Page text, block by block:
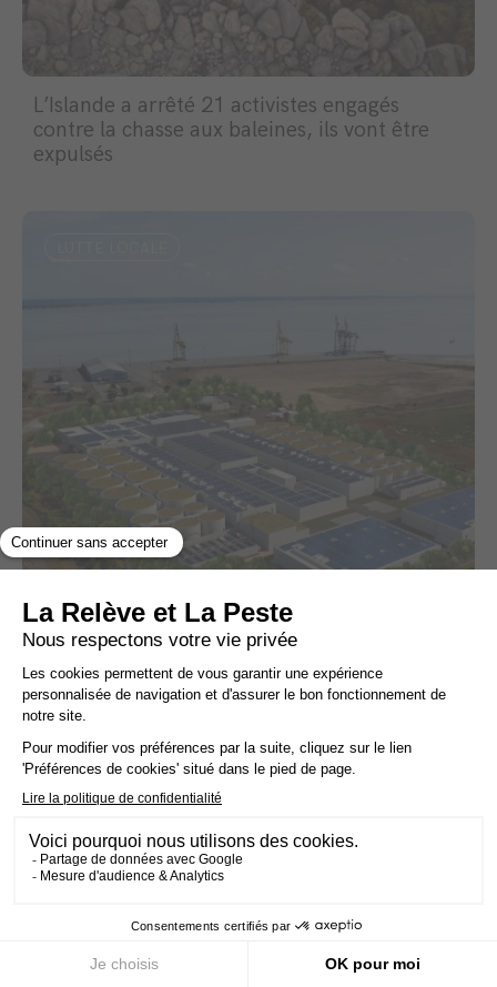
L’Islande a arrêté 21 activistes engagés
contre la chasse aux baleines, ils vont être
expulsés
En pleine crise de l’eau, la Préfète de
Gironde autorise une méga-usine de
saumons
LUTTE LOCALE